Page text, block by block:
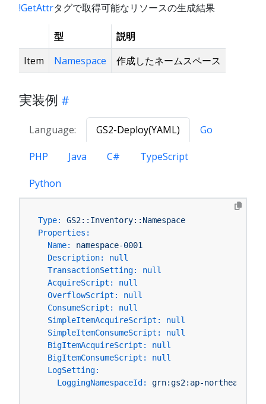
!GetAttrタグで取得可能なリソースの生成結果
型
説明
Item
Namespace 作成したネームスペース
実装例
Language: GS2-Deploy(YAML) Go
PHP Java C# TypeScript
Python
Type:
GS2::Inventory::Namespace
Properties:
Name:
namespace-0001
Description:
null
TransactionSetting:
null
AcquireScript:
null
OverflowScript:
null
ConsumeScript:
null
SimpleItemAcquireScript:
null
SimpleItemConsumeScript:
null
BigItemAcquireScript:
null
BigItemConsumeScript:
null
LogSetting:
LoggingNamespaceId:
grn:gs2:ap-northeast-